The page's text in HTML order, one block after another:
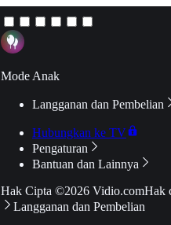
Mode Anak
Langganan dan Pembelian
Hubungkan ke TV
Pengaturan
Bantuan dan Lainnya
Hak Cipta ©2026 Vidio.comHak
Langganan dan Pembelian